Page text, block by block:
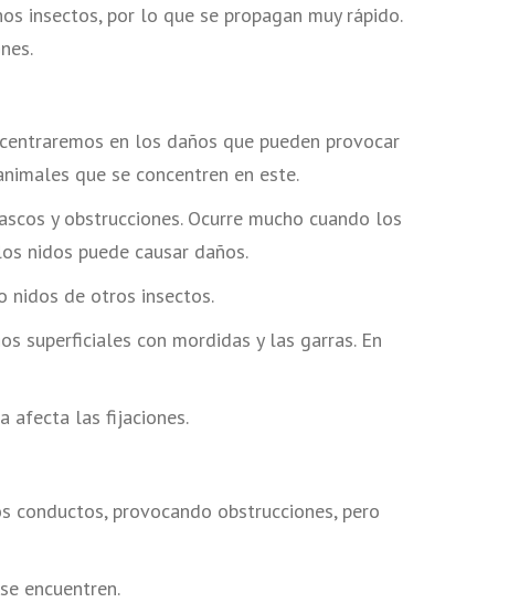
insectos, por lo que se propagan muy rápido.
en los daños que pueden provocar
que se concentren en este.
y obstrucciones. Ocurre mucho cuando los
nidos puede causar daños.
nidos de otros insectos.
superficiales con mordidas y las garras. En
afecta las fijaciones.
conductos, provocando obstrucciones, pero
encuentren.